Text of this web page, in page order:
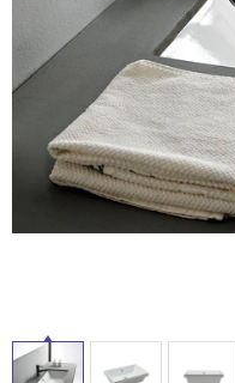
ロートアイアン
メンテナンス・施工材
お役立ち情報
ミラタップチャンネル